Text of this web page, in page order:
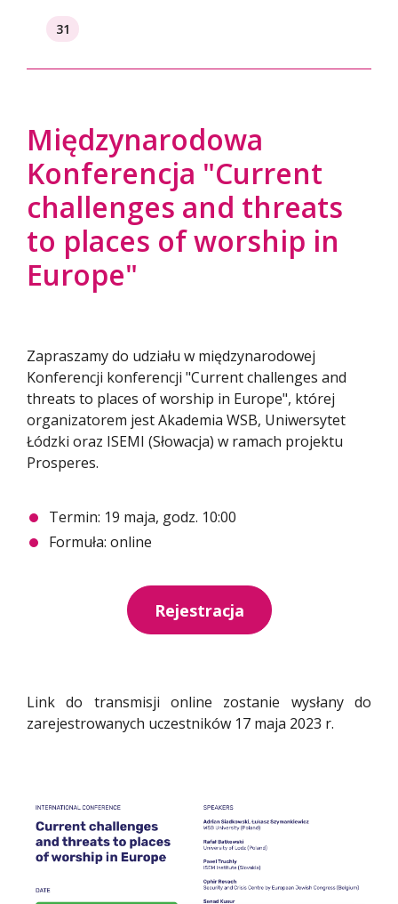
31
Międzynarodowa
Konferencja "Current
challenges and threats
to places of worship in
Europe"
Zapraszamy do udziału w międzynarodowej
Konferencji konferencji "Current challenges and
threats to places of worship in Europe", której
organizatorem jest Akademia WSB, Uniwersytet
Łódzki oraz ISEMI (Słowacja) w ramach projektu
Prosperes.
Termin: 19 maja, godz. 10:00
Formuła: online
Rejestracja
Link do transmisji online zostanie wysłany do
zarejestrowanych uczestników 17 maja 2023 r.